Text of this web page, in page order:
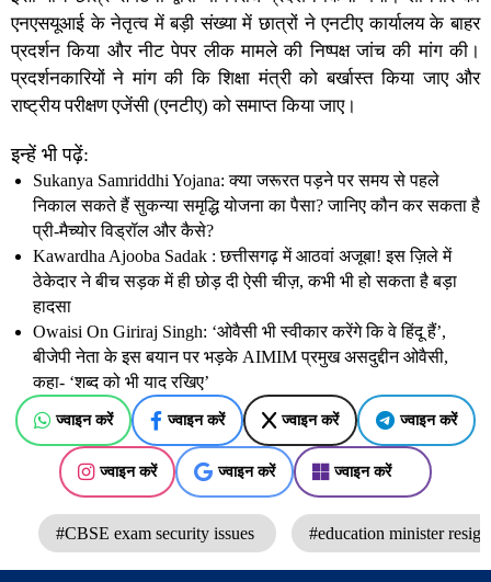
मोदी जी, देश आपसे कुछ सवाल पूछ रहा है – जवाब…
— Rahul Gandhi (@RahulGandhi)May 17, 2026
एनएसयूआई के नेतृत्व में बड़ी संख्या में छात्रों ने एनटीए कार्यालय के बाहर
प्रदर्शन किया और नीट पेपर लीक मामले की निष्पक्ष जांच की मांग की।
प्रदर्शनकारियों ने मांग की कि शिक्षा मंत्री को बर्खास्त किया जाए और
राष्ट्रीय परीक्षण एजेंसी (एनटीए) को समाप्त किया जाए।
इन्हें भी पढ़ें:
Sukanya Samriddhi Yojana: क्या जरूरत पड़ने पर समय से पहले
निकाल सकते हैं सुकन्या समृद्धि योजना का पैसा? जानिए कौन कर सकता है
प्री-मैच्योर विड्रॉल और कैसे?
Kawardha Ajooba Sadak : छत्तीसगढ़ में आठवां अजूबा! इस ज़िले में
ठेकेदार ने बीच सड़क में ही छोड़ दी ऐसी चीज़, कभी भी हो सकता है बड़ा
हादसा
Owaisi On Giriraj Singh: ‘ओवैसी भी स्वीकार करेंगे कि वे हिंदू हैं’,
बीजेपी नेता के इस बयान पर भड़के AIMIM प्रमुख असदुद्दीन ओवैसी,
कहा- ‘शब्द को भी याद रखिए’
ज्वाइन करें ज्वाइन करें ज्वाइन करें ज्वाइन करें
ज्वाइन करें ज्वाइन करें ज्वाइन करें
#CBSE exam security issues #education minister